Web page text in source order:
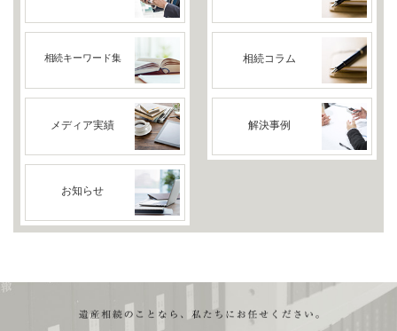
相続キーワード集 相続コラム
メディア実績 解決事例
お知らせ